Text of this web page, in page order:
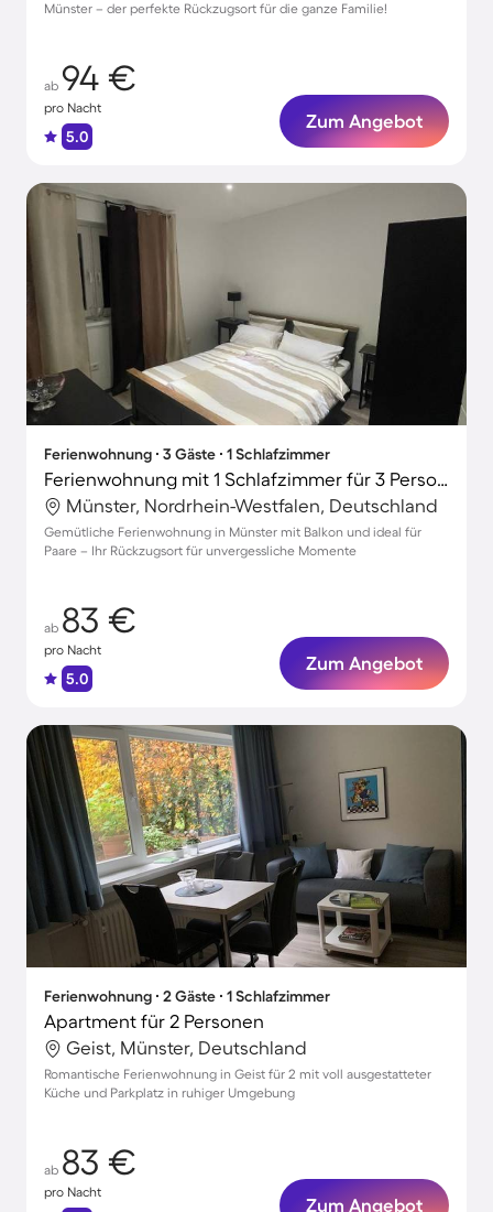
Münster – der perfekte Rückzugsort für die ganze Familie!
ab 94 €
pro Nacht
5.0
Zum Angebot
Ferienwohnung ∙ 3 Gäste ∙ 1 Schlafzimmer
Ferienwohnung mit 1 Schlafzimmer für 3 Personen
Münster, Nordrhein-Westfalen, Deutschland
Gemütliche Ferienwohnung in Münster mit Balkon und ideal für
Paare – Ihr Rückzugsort für unvergessliche Momente
ab 83 €
pro Nacht
5.0
Zum Angebot
Ferienwohnung ∙ 2 Gäste ∙ 1 Schlafzimmer
Apartment für 2 Personen
Geist, Münster, Deutschland
Romantische Ferienwohnung in Geist für 2 mit voll ausgestatteter
Küche und Parkplatz in ruhiger Umgebung
ab 83 €
pro Nacht
Zum Angebot